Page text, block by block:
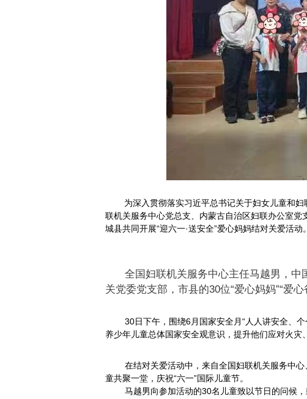
为深入贯彻落实习近平总书记关于妇女儿童和
联机关服务中心党总支、内蒙古自治区妇联办公室
城县共同开展“迎六一·送安全”爱心妈妈结对关爱活动。
全国妇联机关服务中心主任马越男，
关党委党支部，市县的30位“爱心妈妈”“爱
30日下午，围绕6月国家安全月“人人讲安全、
养少年儿童总体国家安全观意识，提升他们应对火
在结对关爱活动中，来自全国妇联机关服务中
童共聚一堂，庆祝“六一”国际儿童节。
马越男向参加活动的30名儿童致以节日的问候